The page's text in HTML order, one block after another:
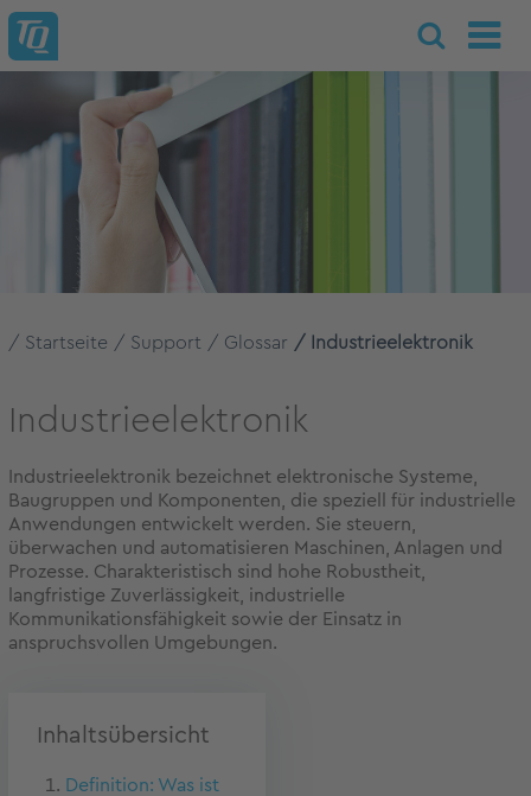
Startseite Support Glossar Industrieelektronik
Industrieelektronik
Industrieelektronik bezeichnet elektronische Systeme,
Baugruppen und Komponenten, die speziell für industrielle
Anwendungen entwickelt werden. Sie steuern,
überwachen und automatisieren Maschinen, Anlagen und
Prozesse. Charakteristisch sind hohe Robustheit,
langfristige Zuverlässigkeit, industrielle
Kommunikationsfähigkeit sowie der Einsatz in
anspruchsvollen Umgebungen.
Inhaltsübersicht
Definition: Was ist